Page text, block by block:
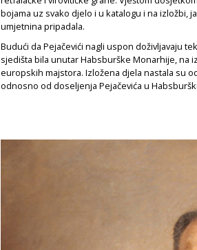
bojama uz svako djelo i u katalogu i na izložbi,
umjetnina pripadala.
Budući da Pejačevići nagli uspon doživljavaju
sjedišta bila unutar Habsburške Monarhije, na
europskih majstora. Izložena djela nastala su
odnosno od doseljenja Pejačevića u